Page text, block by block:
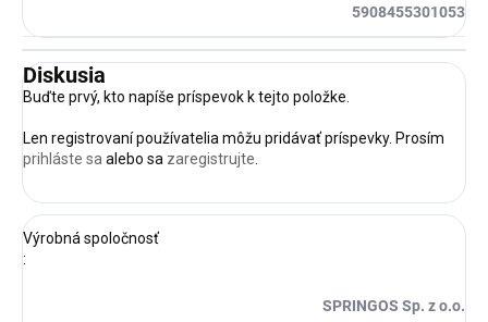
5908455301053
Diskusia
Buďte prvý, kto napíše príspevok k tejto položke.
Len registrovaní používatelia môžu pridávať príspevky. Prosím
prihláste sa alebo sa zaregistrujte
Výrobná spoločnosť
:
SPRINGOS Sp. z o.o.